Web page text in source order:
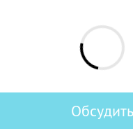
Обсудить